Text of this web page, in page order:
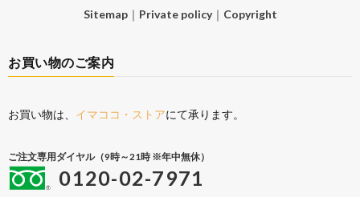
Sitemap｜ Private policy｜ Copyright
お買い物のご案内
お買い物は、 イマココ・ストアにて承ります。
ご注文専用ダイヤル（9時～21時 ※年中無休）
0120-02-7971